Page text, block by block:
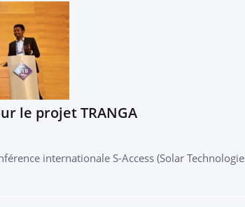
le projet TRANGA
internationale S-Access (Solar